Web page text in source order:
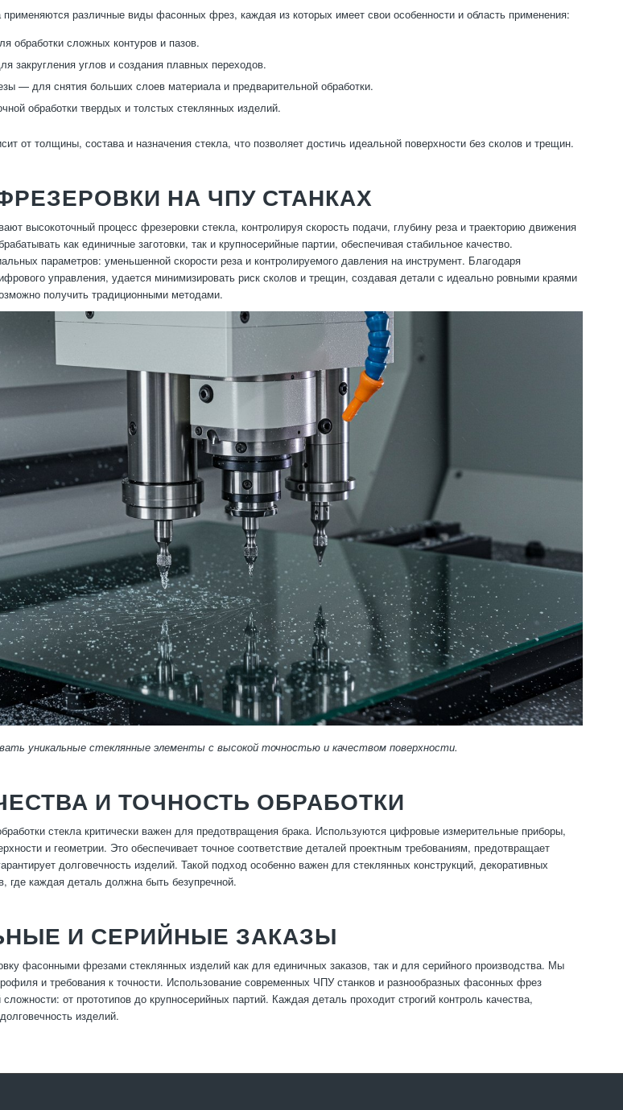
применяются различные виды фасонных фрез, каждая из которых имеет свои особенности и область применения:
сложных контуров и пазов.
закругления углов и создания плавных переходов.
— для снятия больших слоев материала и предварительной обработки.
обработки твердых и толстых стеклянных изделий.
от толщины, состава и назначения стекла, что позволяет достичь идеальной поверхности без сколов и трещин.
НА ЧПУ СТАНКАХ
высокоточный процесс фрезеровки стекла, контролируя скорость подачи, глубину реза и траекторию движения
как единичные заготовки, так и крупносерийные партии, обеспечивая стабильное качество.
параметров: уменьшенной скорости реза и контролируемого давления на инструмент. Благодаря
управления, удается минимизировать риск сколов и трещин, создавая детали с идеально ровными краями
получить традиционными методами.
уникальные стеклянные элементы с высокой точностью и качеством поверхности.
И ТОЧНОСТЬ ОБРАБОТКИ
стекла критически важен для предотвращения брака. Используются цифровые измерительные приборы,
и геометрии. Это обеспечивает точное соответствие деталей проектным требованиям, предотвращает
долговечность изделий. Такой подход особенно важен для стеклянных конструкций, декоративных
где каждая деталь должна быть безупречной.
И СЕРИЙНЫЕ ЗАКАЗЫ
фасонными фрезами стеклянных изделий как для единичных заказов, так и для серийного производства. Мы
и требования к точности. Использование современных ЧПУ станков и разнообразных фасонных фрез
от прототипов до крупносерийных партий. Каждая деталь проходит строгий контроль качества,
изделий.